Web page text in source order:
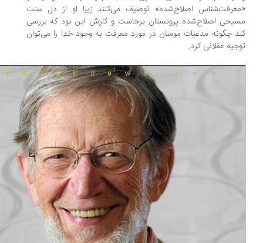
اصلاح‌شده» توصیف می‌کنند زیرا او از دل سنت
اصلاح‌شده پروتستان برخاست و کارش این بود که بررسی
چگونه مدعیات مومنان در مورد معرفت به وجود خدا را می‌توان
عقلانی کرد.